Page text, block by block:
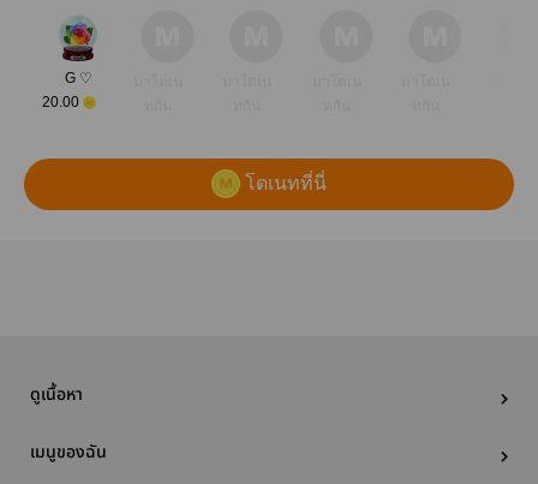
G ♡
20.00
โดเนทที่นี่
ดูเนื้อหา
เมนูของฉัน